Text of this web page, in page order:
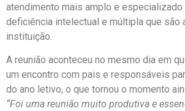
atendimento mais amplo e
deficiência intelectual e múltipla que são
instituição.
A reunião aconteceu no mesmo dia em
um encontro com pais e responsáveis
do ano letivo, o que tornou o momento
“Foi uma reunião muito produtiva e